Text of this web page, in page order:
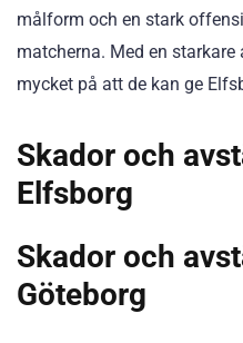
målform och en stark
matcherna. Med en
mycket på att de kan ge
Skador och
Elfsborg
Skador och
Göteborg